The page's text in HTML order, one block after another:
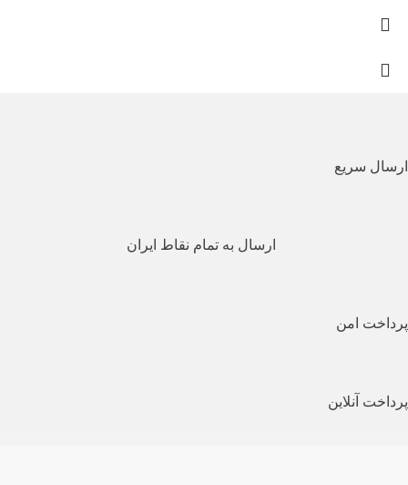
ارسال سریع
ارسال به تمام نقاط ایران
پرداخت امن
پرداخت آنلاین